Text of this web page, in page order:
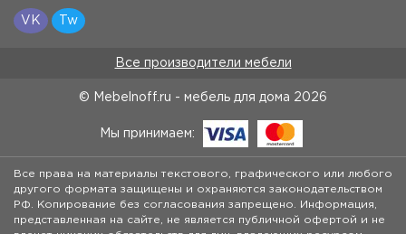
VK Tw
Все производители мебели
© Mebelnoff.ru - мебель для дома 2026
Мы принимаем:
Все права на материалы текстового, графического или любого
другого формата защищены и охраняются законодательством
РФ. Копирование без согласования запрещено. Информация,
представленная на сайте, не является публичной офертой и не